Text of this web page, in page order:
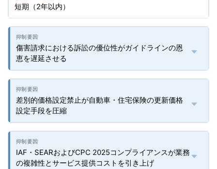
短期（2年以内）
傷害請求における訴訟の優位性がガイドラインの恩
恵を遅延させる
差別的価格設定禁止が自動車・住宅保険の更新価格
設定手段を圧縮
IAF・SEARおよびCPC 2025コンプライアンスが業務
の複雑性とサービス提供コストを引き上げ